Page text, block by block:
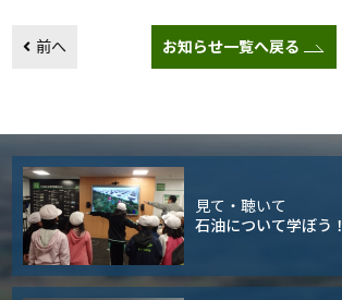
前へ お知らせ一覧へ戻る
見て・聴いて
石油について学ぼう！